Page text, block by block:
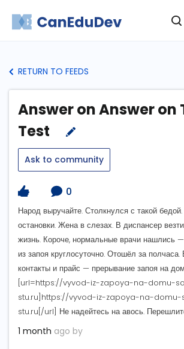
RETURN TO FEEDS
Answer on Answer on
Test
Ask to community
0
Народ выручайте. Столкнулся с такой
остановки. Жена в слезах. В диспансер
жизнь. Короче, нормальные врачи нашлись
из запоя круглосуточно. Отошёл за
контакты и прайс — прерывание запоя на
[url=https://vyvod-iz-zapoya-na-domu-
stu.ru]https://vyvod-iz-zapoya-na-
stu.ru[/url] Не надейтесь на авось.
1 month ago by